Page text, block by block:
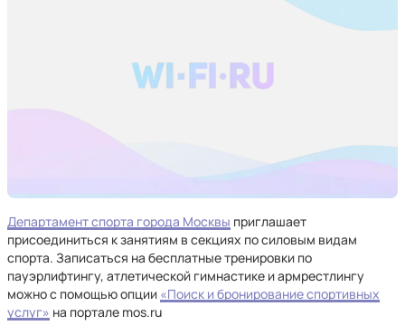
Департамент спорта города Москвы приглашает
присоединиться к занятиям в секциях по силовым видам
спорта. Записаться на бесплатные тренировки по
пауэрлифтингу, атлетической гимнастике и армрестлингу
можно с помощью опции «Поиск и бронирование спортивных
услуг» на портале mos.ru